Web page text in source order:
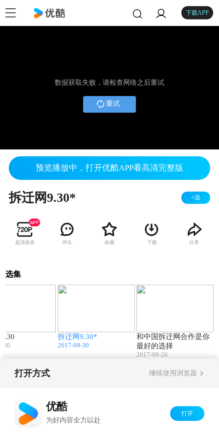
下载APP
数据获取失败，请检查网络之后重试
重试
预览播放中，打开优酷APP看高清完整版
拆迁网9.30* +追
超清画质 评论 收藏 下载 分享
选集
30
拆迁网9.30*
2017-09-30
和中国拆迁网合作是你
最好的选择
2017-09-26
打开方式 继续使用浏览器
优酷
为好内容全力以赴
打开